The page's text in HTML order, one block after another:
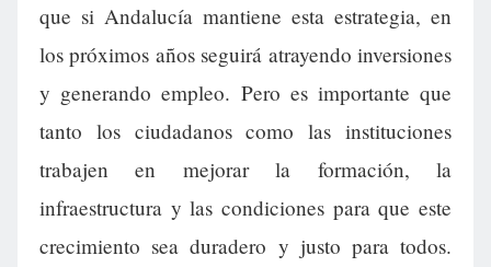
que si Andalucía mantiene esta estrategia, en
los próximos años seguirá atrayendo inversiones
y generando empleo. Pero es importante que
tanto los ciudadanos como las instituciones
trabajen en mejorar la formación, la
infraestructura y las condiciones para que este
crecimiento sea duradero y justo para todos.